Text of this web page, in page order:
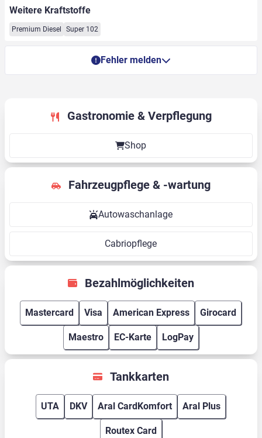
Weitere Kraftstoffe
Premium Diesel Super 102
Fehler melden
Gastronomie & Verpflegung
Shop
Fahrzeugpflege & -wartung
Autowaschanlage
Cabriopflege
Bezahlmöglichkeiten
Mastercard Visa American Express Girocard
Maestro EC-Karte LogPay
Tankkarten
UTA DKV Aral CardKomfort Aral Plus
Routex Card